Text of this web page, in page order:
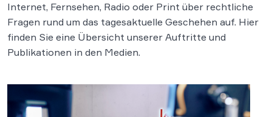
Internet, Fernsehen, Radio oder Print über rechtliche
Fragen rund um das tagesaktuelle Geschehen auf. Hier
finden Sie eine Übersicht unserer Auftritte und
Publikationen in den Medien.